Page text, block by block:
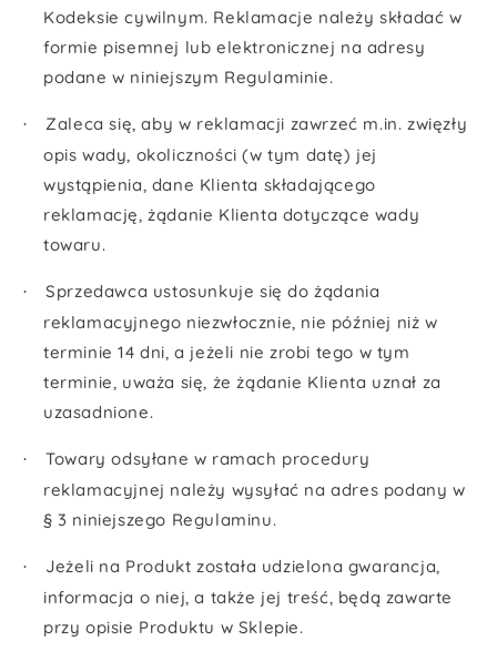
Kodeksie cywilnym. Reklamacje należy składać w
formie pisemnej lub elektronicznej na adresy
podane w niniejszym Regulaminie.
·
Zaleca się, aby w reklamacji zawrzeć m.in. zwięzły
opis wady, okoliczności (w tym datę) jej
wystąpienia, dane Klienta składającego
reklamację, żądanie Klienta dotyczące wady
towaru.
·
Sprzedawca ustosunkuje się do żądania
reklamacyjnego niezwłocznie, nie później niż w
terminie 14 dni, a jeżeli nie zrobi tego w tym
terminie, uważa się, że żądanie Klienta uznał za
uzasadnione.
·
Towary odsyłane w ramach procedury
reklamacyjnej należy wysyłać na adres podany w
§ 3 niniejszego Regulaminu.
·
Jeżeli na Produkt została udzielona gwarancja,
informacja o niej, a także jej treść, będą zawarte
przy opisie Produktu w Sklepie.